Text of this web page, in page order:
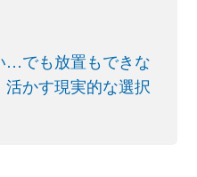
…でも放置もできな
かす現実的な選択